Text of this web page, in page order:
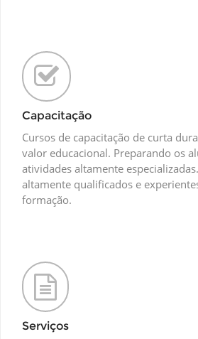
Capacitação
Cursos de capacitação de curta
valor educacional. Preparando os
atividades altamente
altamente qualificados e
formação.
Serviços